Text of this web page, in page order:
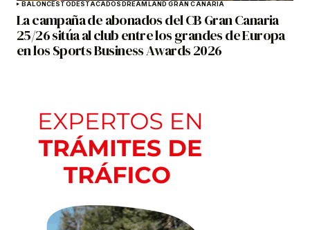
BALONCESTODESTACADOSDREAMLAND GRAN CANARIA
La campaña de abonados del CB Gran Canaria
25/26 sitúa al club entre los grandes de Europa
en los Sports Business Awards 2026